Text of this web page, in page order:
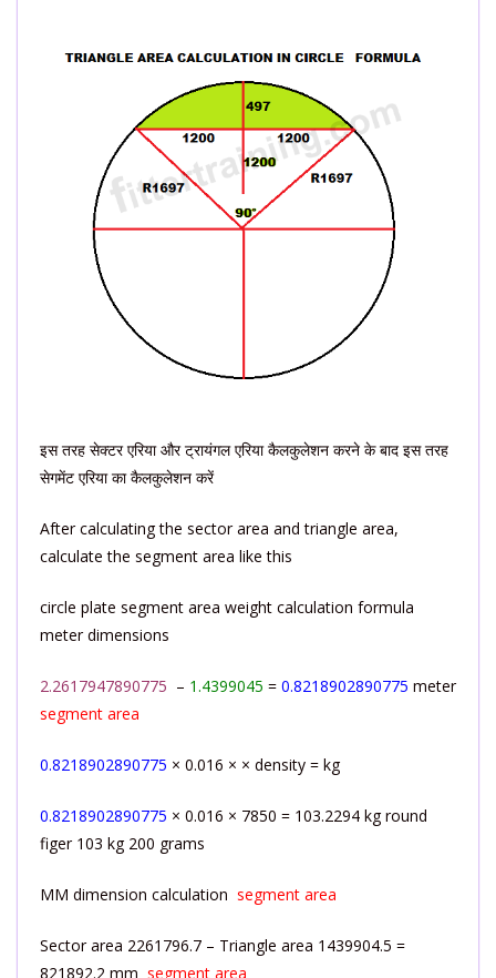
इस तरह सेक्टर एरिया और ट्रायंगल एरिया कैलकुलेशन करने के बाद इस तरह
सेगमेंट एरिया का कैलकुलेशन करें
After calculating the sector area and triangle area,
calculate the segment area like this
circle plate segment area weight calculation formula
meter dimensions
2.2617947890775 – 1.4399045 = 0.8218902890775 meter
segment area
0.8218902890775 × 0.016 × × density = kg
0.8218902890775 × 0.016 × 7850 = 103.2294 kg round
figer 103 kg 200 grams
MM dimension calculation segment area
Sector area 2261796.7 – Triangle area 1439904.5 =
821892.2 mm segment area